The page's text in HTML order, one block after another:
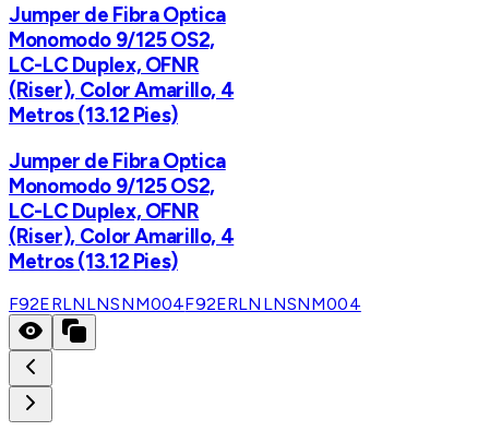
Jumper de Fibra Optica
Monomodo 9/125 OS2,
LC-LC Duplex, OFNR
(Riser), Color Amarillo, 4
Metros (13.12 Pies)
Jumper de Fibra Optica
Monomodo 9/125 OS2,
LC-LC Duplex, OFNR
(Riser), Color Amarillo, 4
Metros (13.12 Pies)
F92ERLNLNSNM004F92ERLNLNSNM004